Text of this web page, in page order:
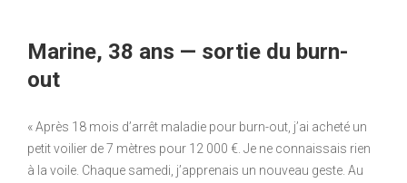
Marine, 38 ans — sortie du burn-
out
« Après 18 mois d’arrêt maladie pour burn-out, j’ai acheté un
petit voilier de 7 mètres pour 12 000 €. Je ne connaissais rien
à la voile. Chaque samedi, j’apprenais un nouveau geste. Au